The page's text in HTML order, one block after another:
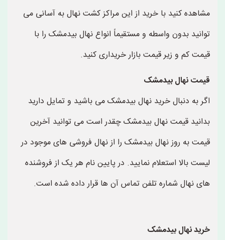
مشاهده کنید با خرید از این مراکز کشت نهال به آسانی می
توانید بدون واسطه و مستقیماً انواع نهال بیدمشک را با
قیمت کم و زیر قیمت بازار خریداری کنید.
قیمت نهال بیدمشک
اگر به دنبال خرید نهال بیدمشک می باشید و تمایل دارید
بدانید قیمت نهال بیدمشک چقدر است می توانید آخرین
قیمت به روز نهال بیدمشک را از نهال فروشی های موجود در
لیست بالا استعلام نمایید. در پایین نام هر یک از فروشنده
های نهال شماره تلفن تماس آن ها قرار داده شده است.
خرید نهال بیدمشک